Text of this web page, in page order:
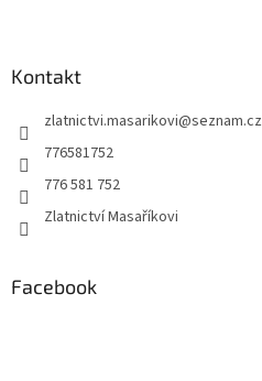
Kontakt
zlatnictvi.masarikovi@seznam.cz
776581752
776 581 752
Zlatnictví Masaříkovi
Facebook